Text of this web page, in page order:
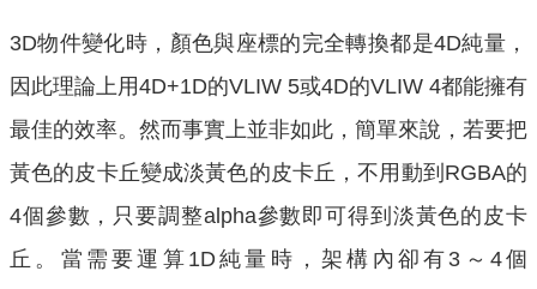
3D物件變化時，顏色與座標的完全轉換都是4D純量，
因此理論上用4D+1D的VLIW 5或4D的VLIW 4都能擁有
最佳的效率。然而事實上並非如此，簡單來說，若要把
黃色的皮卡丘變成淡黃色的皮卡丘，不用動到RGBA的
4個參數，只要調整alpha參數即可得到淡黃色的皮卡
丘。當需要運算1D純量時，架構內卻有3～4個